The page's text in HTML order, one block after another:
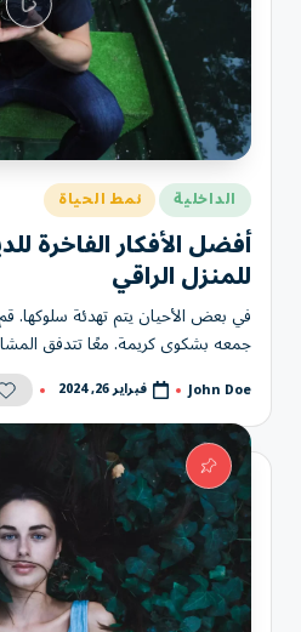
نُشر
في
الداخلية نمط الحياة
أفضل الأفكار الفاخرة
للمنزل الراقي
في بعض الأحيان يتم تهدئة
جمعه بشكوى كريمة. معًا تتدفق
تمّ
بواسطة
John Doe فبراير 26, 2024